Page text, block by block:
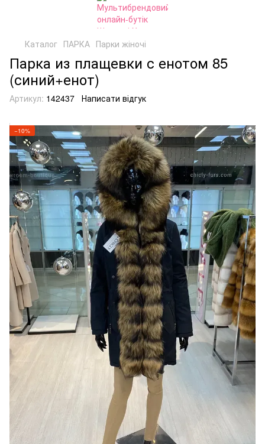
Каталог ПАРКА Парки жіночі
Парка из плащевки с енотом 85
(синий+енот)
Артикул: 142437 Написати відгук
−10%